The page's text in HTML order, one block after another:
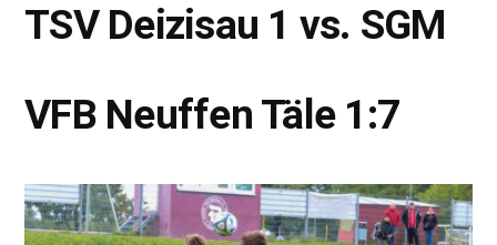
TSV Deizisau 1 vs. SGM
VFB Neuffen Täle 1:7